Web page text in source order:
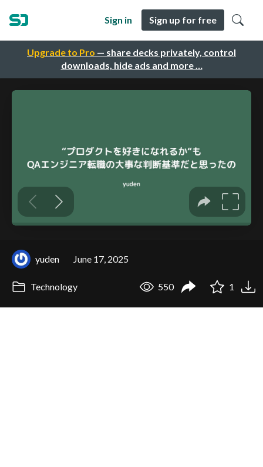
Upgrade to Pro — share decks privately, control
downloads, hide ads and more …
Sign in Sign up for free
yuden June 17, 2025
Technology 550 1